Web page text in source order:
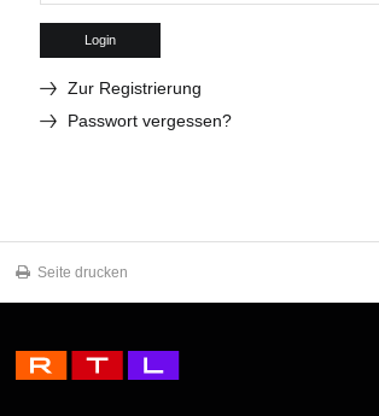
Login
Zur Registrierung
Passwort vergessen?
Seite drucken